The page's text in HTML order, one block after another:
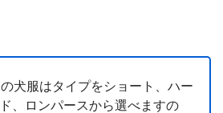
犬服はタイプをショート、ハー
、ロンパースから選べますの